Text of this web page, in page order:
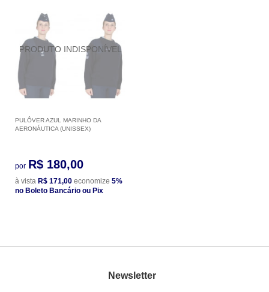
PULÔVER AZUL MARINHO DA
AERONÁUTICA (UNISSEX)
por R$ 180,00
à vista R$ 171,00 economize 5%
no Boleto Bancário ou Pix
Newsletter